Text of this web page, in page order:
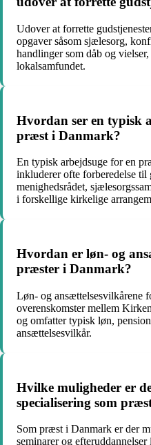
Udover at forrette
opgaver såsom sjælesorg,
handlinger som dåb og
lokalsamfundet.
Hvordan ser en typisk
præst i Danmark?
En typisk arbejdsuge for en
inkluderer ofte forberedelse til
menighedsrådet,
i forskellige kirkelige
Hvordan er løn- og
præster i Danmark?
Løn- og ansættelsesvilkårene
overenskomster mellem
og omfatter typisk løn,
ansættelsesvilkår.
Hvilke muligheder er
specialisering som
Som præst i Danmark er der
seminarer og